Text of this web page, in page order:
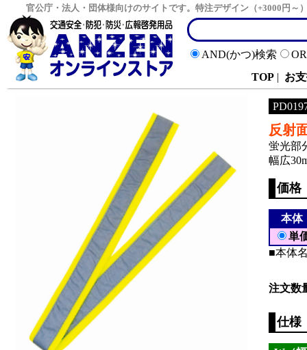
官公庁・法人・団体様向けのサイトです。特注デザイン（+3000円
AND(かつ)検索
TOP | お
反射
蛍光部
幅広
価格
本体
単
■本体
注文数
仕様